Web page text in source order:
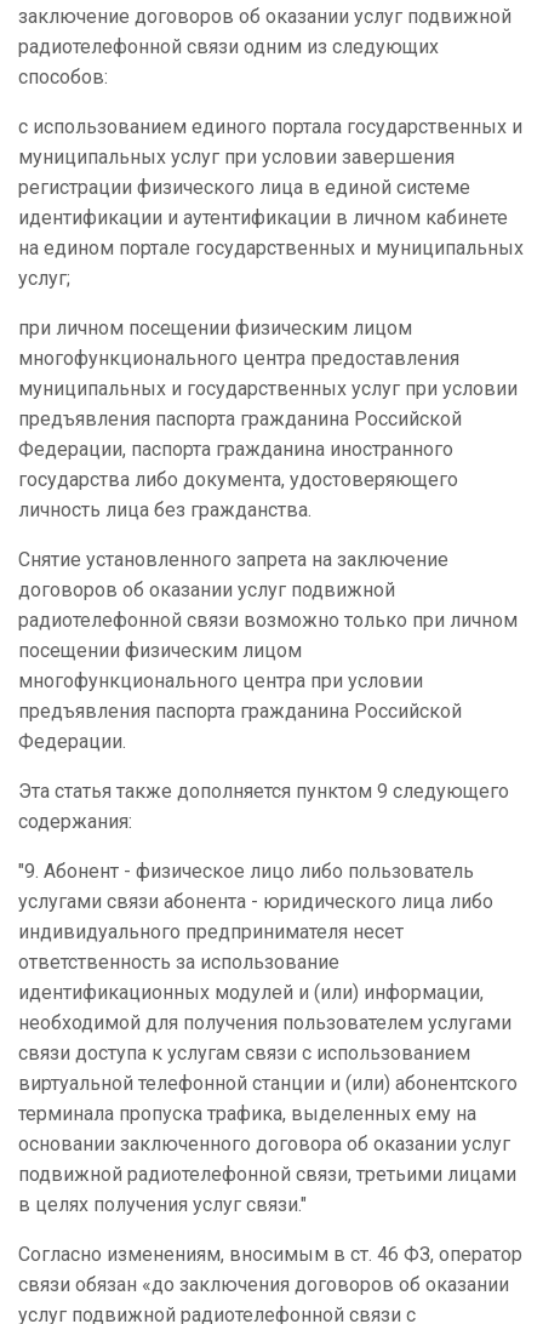
заключение договоров об оказании услуг подвижной
радиотелефонной связи одним из следующих
способов:
с использованием единого портала государственных и
муниципальных услуг при условии завершения
регистрации физического лица в единой системе
идентификации и аутентификации в личном кабинете
на едином портале государственных и муниципальных
услуг;
при личном посещении физическим лицом
многофункционального центра предоставления
муниципальных и государственных услуг при условии
предъявления паспорта гражданина Российской
Федерации, паспорта гражданина иностранного
государства либо документа, удостоверяющего
личность лица без гражданства.
Снятие установленного запрета на заключение
договоров об оказании услуг подвижной
радиотелефонной связи возможно только при личном
посещении физическим лицом
многофункционального центра при условии
предъявления паспорта гражданина Российской
Федерации.
Эта статья также дополняется пунктом 9 следующего
содержания:
"9. Абонент - физическое лицо либо пользователь
услугами связи абонента - юридического лица либо
индивидуального предпринимателя несет
ответственность за использование
идентификационных модулей и (или) информации,
необходимой для получения пользователем услугами
связи доступа к услугам связи с использованием
виртуальной телефонной станции и (или) абонентского
терминала пропуска трафика, выделенных ему на
основании заключенного договора об оказании услуг
подвижной радиотелефонной связи, третьими лицами
в целях получения услуг связи."
Согласно изменениям, вносимым в ст. 46 ФЗ, оператор
связи обязан «до заключения договоров об оказании
услуг подвижной радиотелефонной связи с